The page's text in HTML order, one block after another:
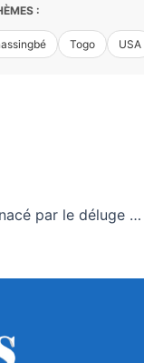
:
Togo USA
L’Unesco s’inquiète pour le patrimoine menacé par le déluge de feu au Moyen-Orient